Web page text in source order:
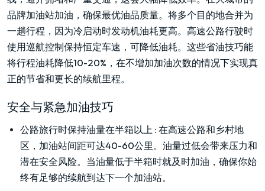
品牌加油站加油，确保最优油品质量。将多个目的地合并为
一趟行程，因为冷启动时发动机油耗更高。高速公路行驶时
使用巡航控制保持恒定车速，可降低油耗。这些省油技巧能
将行程油耗降低10-20%，在不增加加油次数的情况下实现真
正的节省和更长的续航里程。
安全与紧急加油技巧
公路旅行时保持油量在半箱以上 : 在高速公路和乡村地
区，加油站间距可达40-60公里。油量过低会带来压力和
潜在安全风险。当油量低于半箱时就及时加油，确保你始
终有足够的续航到达下一个加油站。